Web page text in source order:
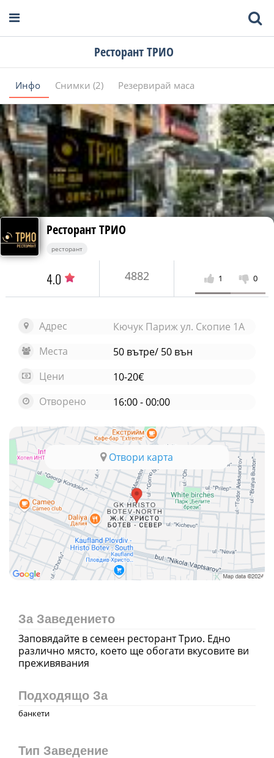
Ресторант ТРИО
Инфо Снимки (2) Резервирай маса
Ресторант ТРИО
ресторант
4.0 4882 1 0
Адрес
Кючук Париж ул. Скопие 1А
Места
50 вътре/ 50 вън
Цени
10-20€
Отворено
16:00 - 00:00
Отвори карта
За Заведението
Заповядайте в семеен ресторант Трио. Едно
различно място, което ще обогати вкусовите ви
преживявания
Подходящо За
банкети
Тип Заведение